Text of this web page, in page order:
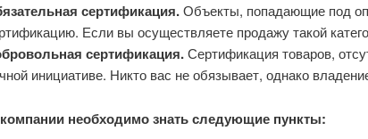
сертификация.Объекты, попадающие под
Если вы осуществляете продажу такой
сертификация.Сертификация товаров,
инициативе. Никто вас не обязывает, однако
необходимо знать следующие пункты: